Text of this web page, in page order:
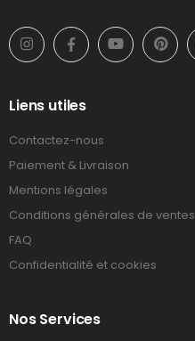
Liens utiles
Contactez-nous
Paiement & Livraison
Mentions légales
Conditions générales de ventes
FAQ
Confidentialité et cookies
Nos Services